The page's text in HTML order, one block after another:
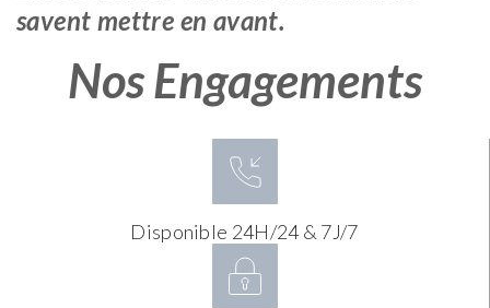
savent mettre en avant.
Nos Engagements
Disponible 24H/24 & 7J/7